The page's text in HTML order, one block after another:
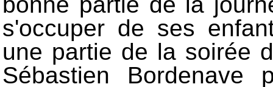
s'occuper de ses
une partie de la soirée
Sébastien Bordenave